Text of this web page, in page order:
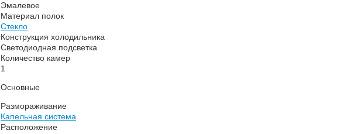
Эмалевое
Материал полок
Стекло
Конструкция холодильника
Светодиодная подсветка
Количество камер
1
Основные
Размораживание
Капельная система
Расположение